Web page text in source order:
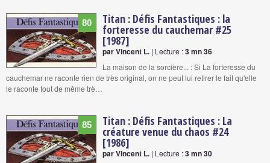
80 Titan : Défis Fantastiques : la
forteresse du cauchemar #25
[1987]
par Vincent L. | Lecture :3 mn 36
La maison de la sorcière... : Si La forteresse du
cauchemar ne raconte rien de très original, on ne peut lui retirer le fait qu'elle
le raconte tout de même trè…
85 Titan : Défis Fantastiques : La
créature venue du chaos #24
[1986]
par Vincent L. | Lecture :3 mn 30